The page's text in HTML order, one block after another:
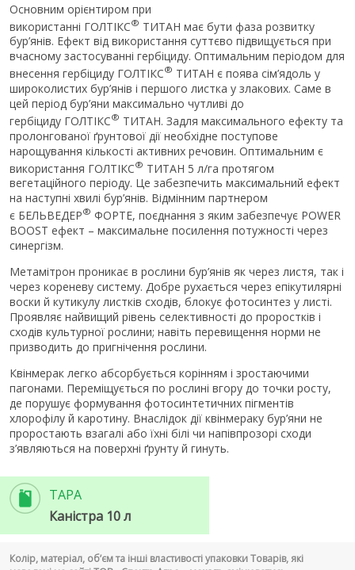
Основним орієнтиром при
використанні ГОЛТІКС® ТИТАН має бути фаза розвитку
бур’янів. Ефект від використання суттєво підвищується при
вчасному застосуванні гербіциду. Оптимальним періодом для
внесення гербіциду ГОЛТІКС® ТИТАН є поява сім’ядоль у
широколистих бур’янів і першого листка у злакових. Саме в
цей період бур’яни максимально чутливі до
гербіциду ГОЛТІКС® ТИТАН. Задля максимального ефекту та
пролонгованої ґрунтової дії необхідне поступове
нарощування кількості активних речовин. Оптимальним є
використання ГОЛТІКС® ТИТАН 5 л/га протягом
вегетаційного періоду. Це забезпечить максимальний ефект
на наступні хвилі бур’янів. Відмінним партнером
є БЕЛЬВЕДЕР® ФОРТЕ, поєднання з яким забезпечує POWER
BOOST ефект – максимальне посилення потужності через
синергізм.
Метамітрон проникає в рослини бур’янів як через листя, так і
через кореневу систему. Добре рухається через епікутилярні
воски й кутикулу листків сходів, блокує фотосинтез у листі.
Проявляє найвищий рівень селективності до проростків і
сходів культурної рослини; навіть перевищення норми не
призводить до пригнічення рослини.
Квінмерак легко абсорбується корінням і зростаючими
пагонами. Переміщується по рослині вгору до точки росту,
де порушує формування фотосинтетичних пігментів
хлорофілу й каротину. Внаслідок дії квінмераку бур’яни не
проростають взагалі або їхні білі чи напівпрозорі сходи
з’являються на поверхні ґрунту й гинуть.
ТАРА
Каністра 10 л
Колір, матеріал, об’єм та інші властивості упаковки Товарів, які